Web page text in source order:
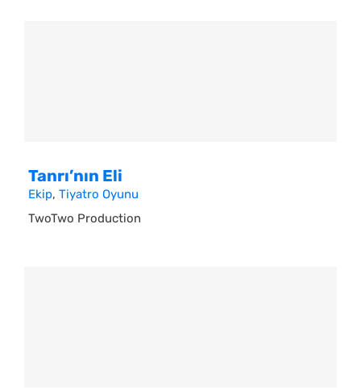
Tanrı’nın Eli
Ekip, Tiyatro Oyunu
TwoTwo Production